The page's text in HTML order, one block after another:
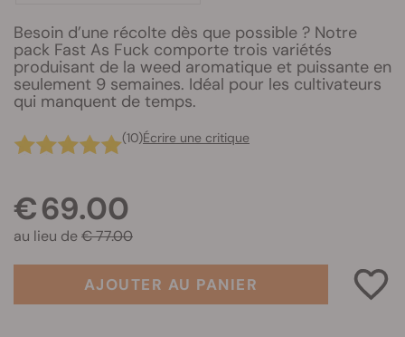
Besoin d’une récolte dès que possible ? Notre
pack Fast As Fuck comporte trois variétés
produisant de la weed aromatique et puissante en
seulement 9 semaines. Idéal pour les cultivateurs
qui manquent de temps.
(10)Écrire une critique
€ 69.00
au lieu de€ 77.00
AJOUTER AU PANIER